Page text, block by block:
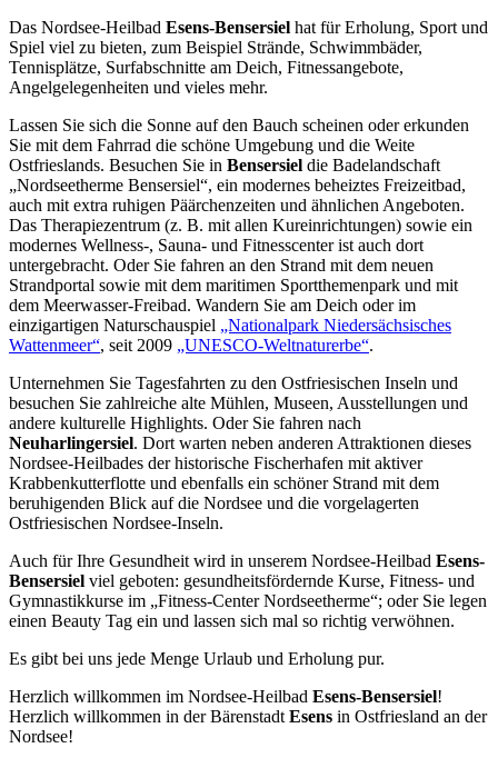
Das Nordsee-Heilbad Esens-Bensersiel hat für Erholung, Sport und
Spiel viel zu bieten, zum Beispiel Strände, Schwimmbäder,
Tennisplätze, Surfabschnitte am Deich, Fitnessangebote,
Angelgelegenheiten und vieles mehr.
Lassen Sie sich die Sonne auf den Bauch scheinen oder erkunden
Sie mit dem Fahrrad die schöne Umgebung und die Weite
Ostfrieslands. Besuchen Sie in Bensersiel die Badelandschaft
„Nordseetherme Bensersiel“, ein modernes beheiztes Freizeitbad,
auch mit extra ruhigen Päärchenzeiten und ähnlichen Angeboten.
Das Therapiezentrum (z. B. mit allen Kureinrichtungen) sowie ein
modernes Wellness-, Sauna- und Fitnesscenter ist auch dort
untergebracht. Oder Sie fahren an den Strand mit dem neuen
Strandportal sowie mit dem maritimen Sportthemenpark und mit
dem Meerwasser-Freibad. Wandern Sie am Deich oder im
einzigartigen Naturschauspiel „Nationalpark Niedersächsisches
Wattenmeer“, seit 2009 „UNESCO-Weltnaturerbe“.
Unternehmen Sie Tagesfahrten zu den Ostfriesischen Inseln und
besuchen Sie zahlreiche alte Mühlen, Museen, Ausstellungen und
andere kulturelle Highlights. Oder Sie fahren nach
Neuharlingersiel. Dort warten neben anderen Attraktionen dieses
Nordsee-Heilbades der historische Fischerhafen mit aktiver
Krabbenkutterflotte und ebenfalls ein schöner Strand mit dem
beruhigenden Blick auf die Nordsee und die vorgelagerten
Ostfriesischen Nordsee-Inseln.
Auch für Ihre Gesundheit wird in unserem Nordsee-Heilbad Esens-
Bensersiel viel geboten: gesundheitsfördernde Kurse, Fitness- und
Gymnastikkurse im „Fitness-Center Nordseetherme“; oder Sie legen
einen Beauty Tag ein und lassen sich mal so richtig verwöhnen.
Es gibt bei uns jede Menge Urlaub und Erholung pur.
Herzlich willkommen im Nordsee-Heilbad Esens-Bensersiel!
Herzlich willkommen in der Bärenstadt Esens in Ostfriesland an der
Nordsee!